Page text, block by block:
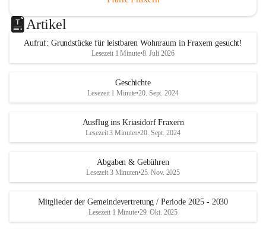
Artikel
Aufruf: Grundstücke für leistbaren Wohnraum in Fraxern gesucht!
Lesezeit 1 Minute•8. Juli 2026
Geschichte
Lesezeit 1 Minute•20. Sept. 2024
Ausflug ins Kriasidorf Fraxern
Lesezeit 3 Minuten•20. Sept. 2024
Abgaben & Gebühren
Lesezeit 3 Minuten•25. Nov. 2025
Mitglieder der Gemeindevertretung / Periode 2025 - 2030
Lesezeit 1 Minute•29. Okt. 2025